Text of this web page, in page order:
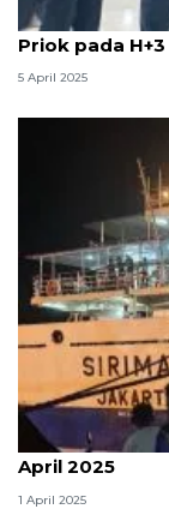
Ratusan
Priok pada
5 April 2025
Pelni Timika
April 2025
1 April 2025